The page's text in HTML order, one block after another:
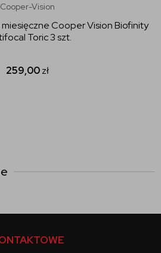
Cooper-Vision
Cooper Vision Biofinity
Toric 3 szt.
259,00zł